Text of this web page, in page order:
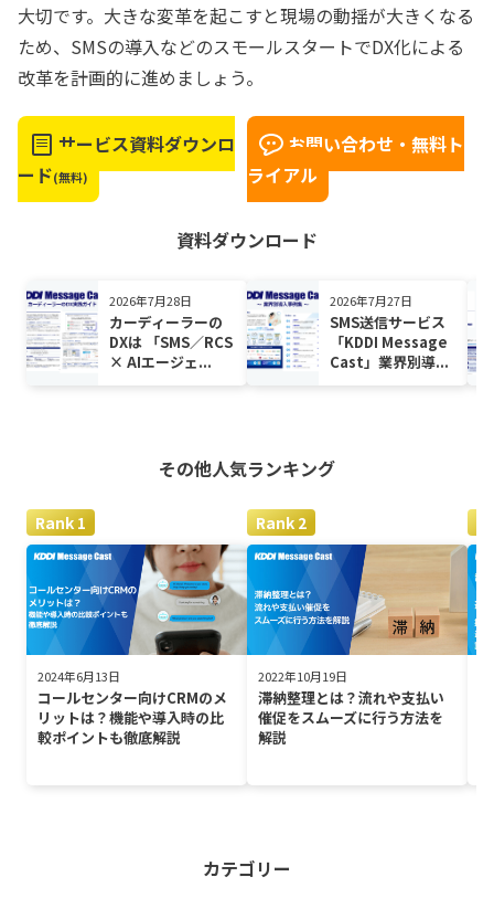
大切です。大きな変革を起こすと現場の動揺が大きくなる
ため、SMSの導入などのスモールスタートでDX化による
改革を計画的に進めましょう。
サービス資料ダウンロ
ード(無料)
お問い合わせ・無料ト
ライアル
資料ダウンロード
2026年7月28日
カーディーラーの
DXは 「SMS／RCS
× AIエージェ...
2026年7月27日
SMS送信サービス
「KDDI Message
Cast」業界別導...
その他人気ランキング
2024年6月13日
コールセンター向けCRMのメ
リットは？機能や導入時の比
較ポイントも徹底解説
2022年10月19日
滞納整理とは？流れや支払い
催促をスムーズに行う方法を
解説
カテゴリー